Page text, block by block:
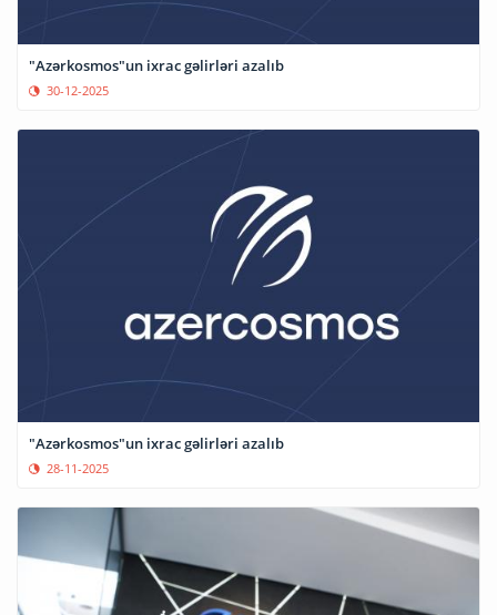
"Azərkosmos"un ixrac gəlirləri azalıb
30-12-2025
"Azərkosmos"un ixrac gəlirləri azalıb
28-11-2025